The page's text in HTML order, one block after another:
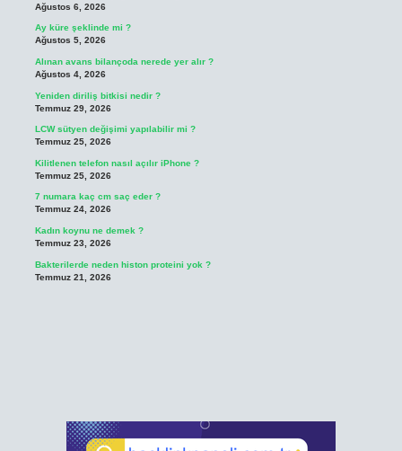
Ağustos 6, 2026
Ay küre şeklinde mi ?
Ağustos 5, 2026
Alınan avans bilançoda nerede yer alır ?
Ağustos 4, 2026
Yeniden diriliş bitkisi nedir ?
Temmuz 29, 2026
LCW sütyen değişimi yapılabilir mi ?
Temmuz 25, 2026
Kilitlenen telefon nasıl açılır iPhone ?
Temmuz 25, 2026
7 numara kaç cm saç eder ?
Temmuz 24, 2026
Kadın koynu ne demek ?
Temmuz 23, 2026
Bakterilerde neden histon proteini yok ?
Temmuz 21, 2026